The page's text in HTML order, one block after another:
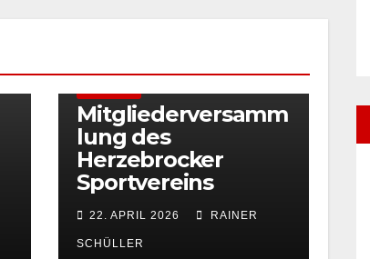
Mitgliederversamm
lung des
Herzebrocker
Sportvereins
22. APRIL 2026 RAINER
SCHÜLLER